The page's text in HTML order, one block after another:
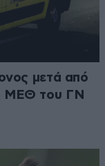
μετά από
ΜΕΘ του ΓΝ